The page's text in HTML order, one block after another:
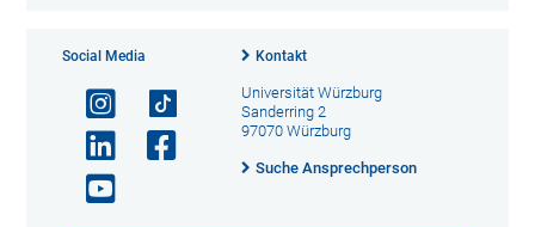
Social Media Kontakt
Universität Würzburg
Sanderring 2
97070 Würzburg
Suche Ansprechperson